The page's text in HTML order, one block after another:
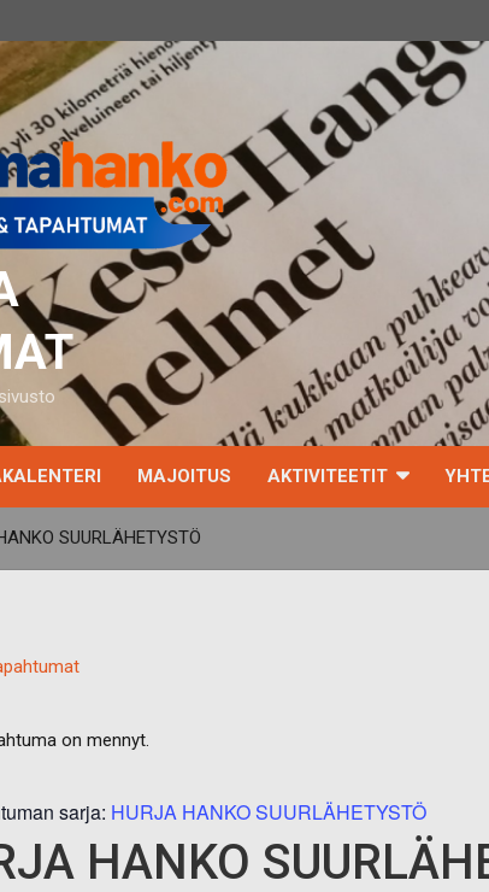
MAJOITUS AKTIVITEETIT
SUURLÄHETYSTÖ
on mennyt.
sarja: HURJA HANKO SUURLÄHETYSTÖ
HANKO